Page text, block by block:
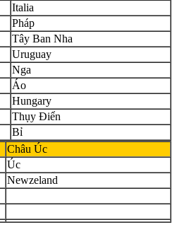
Italia
Pháp
Tây Ban Nha
Uruguay
Nga
Áo
Hungary
Thụy Điển
Bỉ
Châu Úc
Úc
Newzeland